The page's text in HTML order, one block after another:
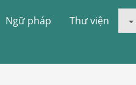
Ngữ pháp Thư viện